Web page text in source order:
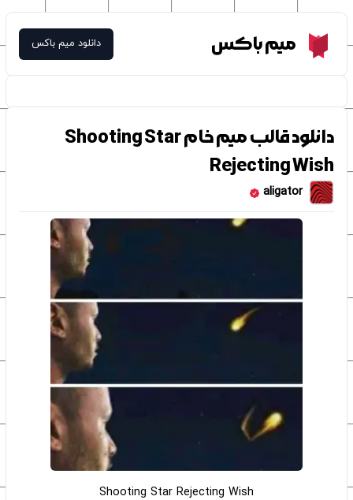
Meme Boxمیم باکس دانلود میم باکس
دانلود قالب میم خام Shooting Star
Rejecting Wish
aligator
Shooting Star Rejecting Wish